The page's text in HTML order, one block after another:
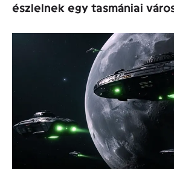
észlelnek egy tasmániai